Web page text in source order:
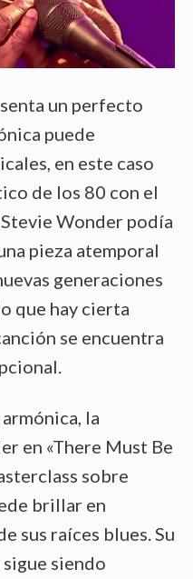
un perfecto
puede
en este caso
de los 80 con el
Wonder podía
pieza atemporal
generaciones
que hay cierta
se encuentra
la
en «There Must Be
sobre
brillar en
sus raíces blues. Su
siendo